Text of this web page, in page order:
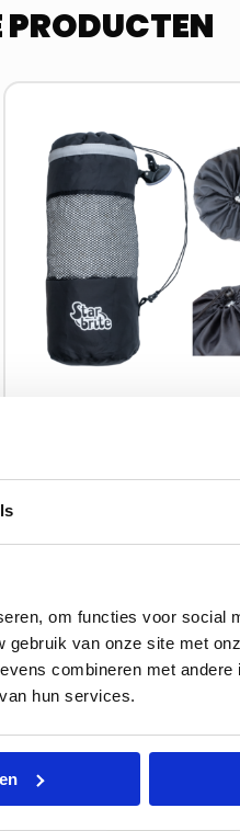
om functies voor social
van onze site met
combineren met
hun services.
PRODUCTEN
Lees meer
Lees
Lees
meer
over